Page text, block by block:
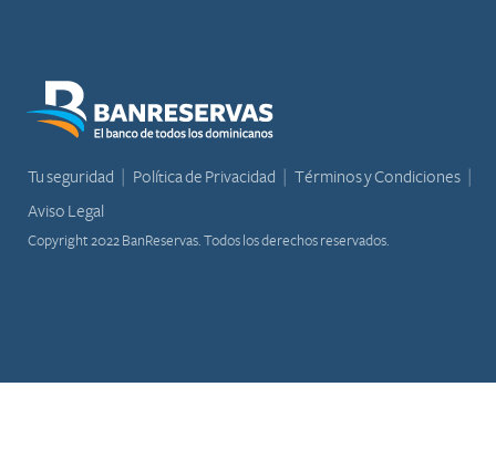
Tu seguridad Política de Privacidad
Términos y Condiciones
Aviso Legal
Copyright 2022 BanReservas. Todos los derechos reservados.